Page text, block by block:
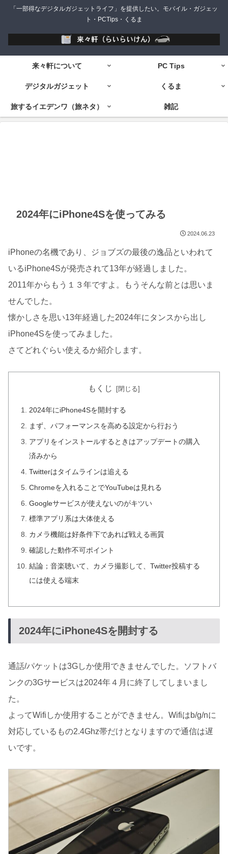
「一部得なデジタルガジェットライフ」を提供したい。モバイル・ガジェッ
ト・PCTips・くるま
来々軒について PC Tips
デジタルガジェット くるま
旅するイエデンワ（旅ネタ） 雑記
2024年にiPhone4Sを使ってみる
2024.06.23
iPhoneの名機であり、ジョブズの最後の逸品といわれて
いるiPhone4Sが発売されて13年が経過しました。
2011年からもう１３年ですよ。もうそんな前とは思いま
せんでした。
懐かしさを思い13年経過した2024年にタンスから出し
iPhone4Sを使ってみました。
さてどれぐらい使えるか紹介します。
もくじ
2024年にiPhone4Sを開封する
まず、パフォーマンスを高める設定から行おう
アプリをインストールするときはアップデートの購入
済みから
Twitterはタイムラインは追える
Chromeを入れることでYouTubeは見れる
Googleサービスが使えないのがキツい
標準アプリ系は大体使える
カメラ機能は好条件下であれば戦える画質
確認した動作不可ポイント
結論；音楽聴いて、カメラ撮影して、Twitter投稿する
には使える端末
2024年にiPhone4Sを開封する
通話/パケットは3Gしか使用できませんでした。ソフトバ
ンクの3Gサービスは2024年４月に終了してしまいまし
た。
よってWifiしか使用することができません。Wifiはb/g/nに
対応しているもの2.4Ghz帯だけとなりますので通信は遅
いです。